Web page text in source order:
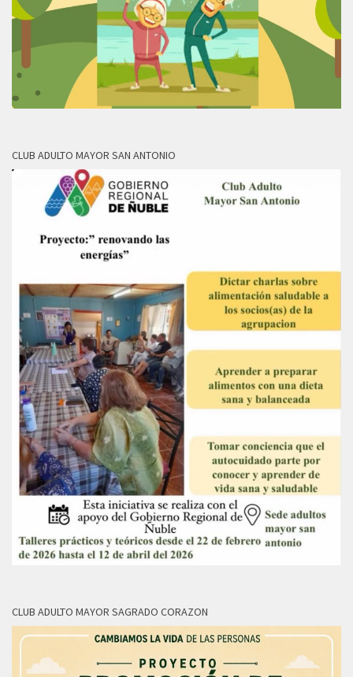
CLUB ADULTO MAYOR SAN ANTONIO
CLUB ADULTO MAYOR SAGRADO CORAZON